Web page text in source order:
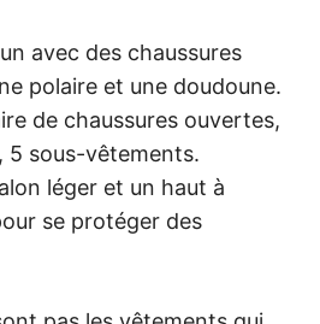
avec des chaussures
polaire et une doudoune.
de chaussures ouvertes,
sous-vêtements.
léger et un haut à
se protéger des